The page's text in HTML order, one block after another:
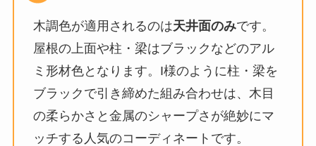
木調色が適用されるのは天井面のみです。
屋根の上面や柱・梁はブラックなどのアル
ミ形材色となります。I様のように柱・梁を
ブラックで引き締めた組み合わせは、木目
の柔らかさと金属のシャープさが絶妙にマ
ッチする人気のコーディネートです。